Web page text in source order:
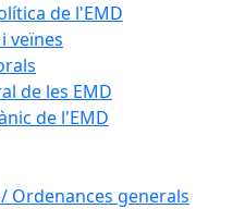
de l'EMD
veïnes
de les EMD
de l'EMD
Ordenances generals